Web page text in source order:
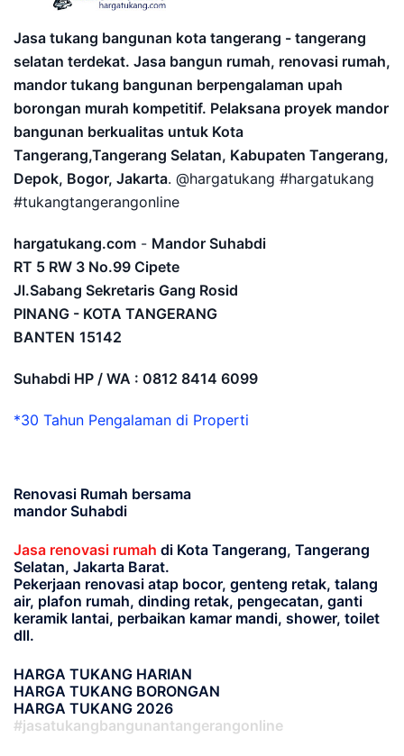
Jasa tukang bangunan kota tangerang - tangerang
selatan terdekat. Jasa bangun rumah, renovasi rumah,
mandor tukang bangunan berpengalaman upah
borongan murah kompetitif. Pelaksana proyek mandor
bangunan berkualitas untuk Kota
Tangerang,Tangerang Selatan, Kabupaten Tangerang,
Depok, Bogor, Jakarta. @hargatukang #hargatukang
#tukangtangerangonline
hargatukang.com - Mandor Suhabdi
RT 5 RW 3 No.99 Cipete
Jl.Sabang Sekretaris Gang Rosid
PINANG - KOTA TANGERANG
BANTEN 15142
Suhabdi HP / WA : 0812 8414 6099
*30 Tahun Pengalaman di Properti
Renovasi Rumah bersama
mandor Suhabdi
Jasa renovasi rumah di Kota Tangerang, Tangerang
Selatan, Jakarta Barat.
Pekerjaan renovasi atap bocor, genteng retak, talang
air, plafon rumah, dinding retak, pengecatan, ganti
keramik lantai, perbaikan kamar mandi, shower, toilet
dll.
HARGA TUKANG HARIAN
HARGA TUKANG BORONGAN
HARGA TUKANG 2026
#jasatukangbangunantangerangonline